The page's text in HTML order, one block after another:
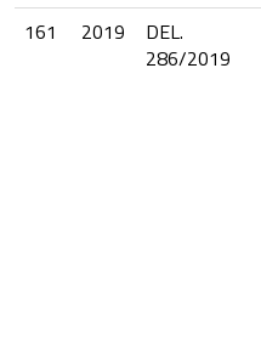
161
2019
DEL.
286/2019